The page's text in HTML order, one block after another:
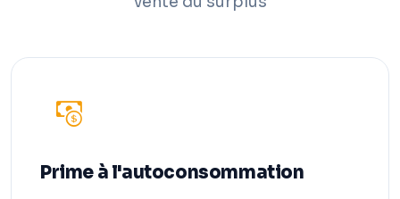
Prime à l'autoconsommation